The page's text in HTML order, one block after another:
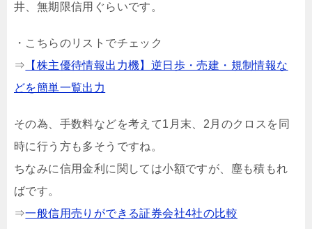
井、無期限信用ぐらいです。
・こちらのリストでチェック
⇒ 【株主優待情報出力機】逆日歩・売建・規制情報な
どを簡単一覧出力
その為、手数料などを考えて1月末、2月のクロスを同
時に行う方も多そうですね。
ちなみに信用金利に関しては小額ですが、塵も積もれ
ばです。
⇒一般信用売りができる証券会社4社の比較